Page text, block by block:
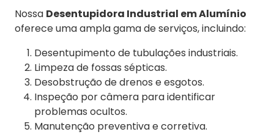
Nossa Desentupidora Industrial em Alumínio
oferece uma ampla gama de serviços, incluindo:
Desentupimento de tubulações industriais.
Limpeza de fossas sépticas.
Desobstrução de drenos e esgotos.
Inspeção por câmera para identificar
problemas ocultos.
Manutenção preventiva e corretiva.